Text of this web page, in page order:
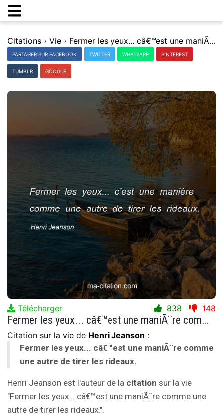
Citations › Vie › Fermer les yeux... câ€™est une maniÃ¨re comme une autre de tirer les rideaux.
PARTAGER SUR FACEBOOK TWITTER WHATSAPP PINTEREST
TUMBLR GOOGLE
Télécharger 838 148
Fermer les yeux... câ€™est une maniÃ¨re comme une autre de tirer les rideaux.
Citation sur la vie de Henri Jeanson :
Fermer les yeux... câ€™est une maniÃ¨re comme
une autre de tirer les rideaux.
Henri Jeanson est l'auteur de la citation sur la vie
"Fermer les yeux... câ€™est une maniÃ¨re comme une
autre de tirer les rideaux.".